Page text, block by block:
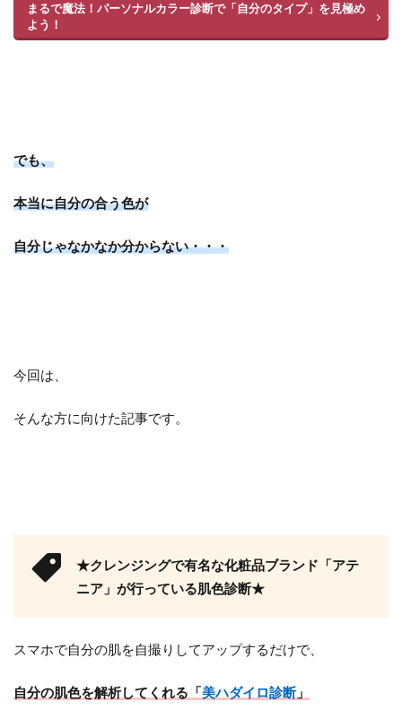
まるで魔法！パーソナルカラー診断で「自分のタイプ」を見極め
よう！
でも、
本当に自分の合う色が
自分じゃなかなか分からない・・・
今回は、
そんな方に向けた記事です。
★クレンジングで有名な化粧品ブランド「アテ
ニア」が行っている肌色診断★
スマホで自分の肌を自撮りしてアップするだけで、
自分の肌色を解析してくれる「美ハダイロ診断」